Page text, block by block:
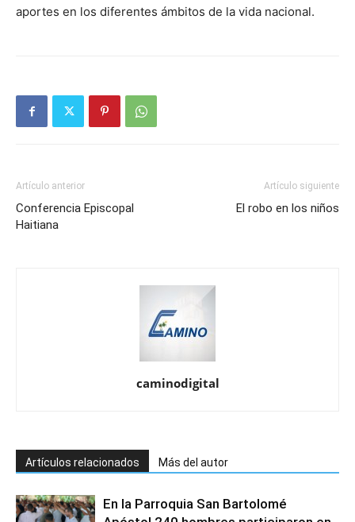
aportes en los diferentes ámbitos de la vida nacional.
Artículo anterior
Conferencia Episcopal
Haitiana
Artículo siguiente
El robo en los niños
caminodigital
Artículos relacionados Más del autor
En la Parroquia San Bartolomé